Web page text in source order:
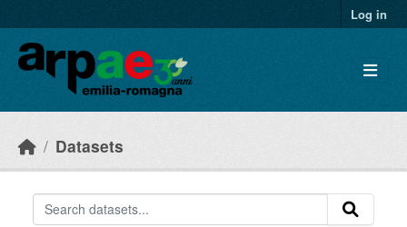
Log in
Datasets